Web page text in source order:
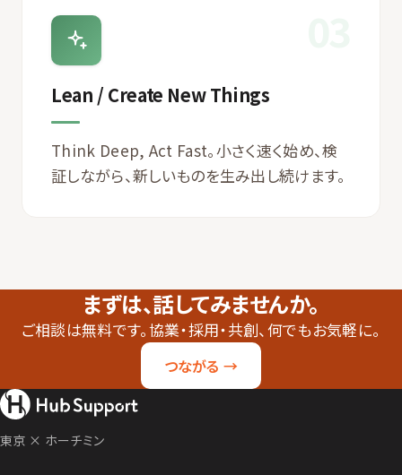
Lean / Create New Things
Think Deep, Act Fast。小さく速く始め、検
証しながら、新しいものを生み出し続けます。
まずは、話してみませんか。
ご相談は無料です。協業・採用・共創、何でもお気軽に。
つながる →
東京 × ホーチミン